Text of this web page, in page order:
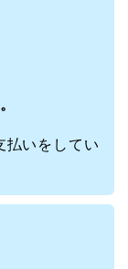
払いをしてい